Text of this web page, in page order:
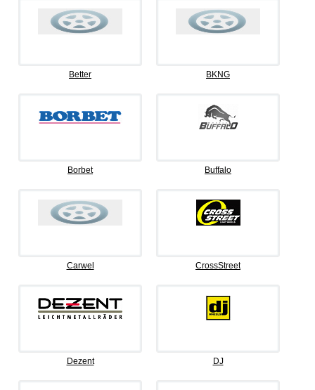
Better BKNG
Borbet Buffalo
Carwel CrossStreet
Dezent DJ